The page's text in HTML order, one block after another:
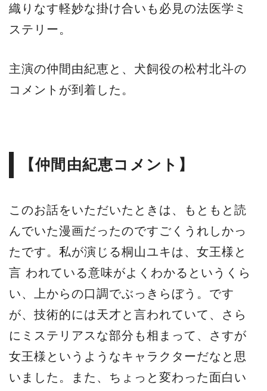
織りなす軽妙な掛け合いも必見の法医学ミ
ステリー。
主演の仲間由紀恵と、犬飼役の松村北斗の
コメントが到着した。
【仲間由紀恵コメント】
このお話をいただいたときは、もともと読
んでいた漫画だったのですごくうれしかっ
たです。私が演じる桐山ユキは、女王様と
言 われている意味がよくわかるというくら
い、上からの口調でぶっきらぼう。です
が、技術的には天才と言われていて、さら
にミステリアスな部分も相まって、さすが
女王様というようなキャラクターだなと思
いました。また、ちょっと変わった面白い